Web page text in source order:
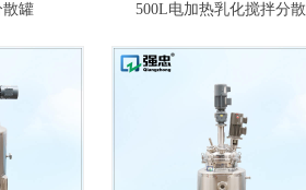
散罐 500L电加热乳化搅拌分散